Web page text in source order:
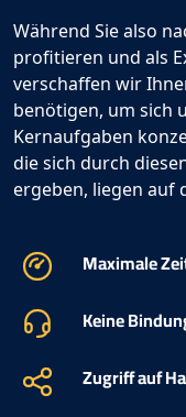
Während Sie also
profitieren und als
verschaffen wir
benötigen, um sich
Kernaufgaben
die sich durch
ergeben, liegen auf
Maximale
Keine
Zugriff auf